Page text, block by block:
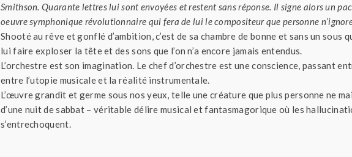
Smithson. Quarante lettres lui sont envoyées et restent sans réponse. Il signe alors un
oeuvre symphonique révolutionnaire qui fera de lui le compositeur que personne
Shooté au rêve et gonflé d’ambition, c’est de sa chambre de bonne et sans un sous
lui faire exploser la tête et des sons que l’on n’a encore jamais entendus.
L’orchestre est son imagination. Le chef d’orchestre est une conscience, passant
entre l’utopie musicale et la réalité instrumentale.
L’œuvre grandit et germe sous nos yeux, telle une créature que plus personne ne
d’une nuit de sabbat – véritable délire musical et fantasmagorique où les
s’entrechoquent.